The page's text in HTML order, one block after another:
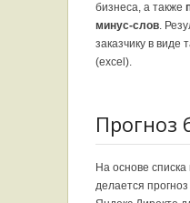
бизнеса, а также
минус-слов.
заказчику в виде
(excel ).
Прогноз
На основе
делается